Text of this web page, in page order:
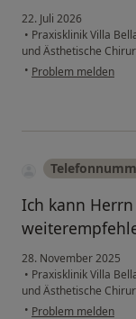
22. Juli 2026
• Praxisklinik Villa
und Ästhetische
• Problem melden
Ich kann
28. November 2025
• Praxisklinik Villa
und Ästhetische
• Problem melden